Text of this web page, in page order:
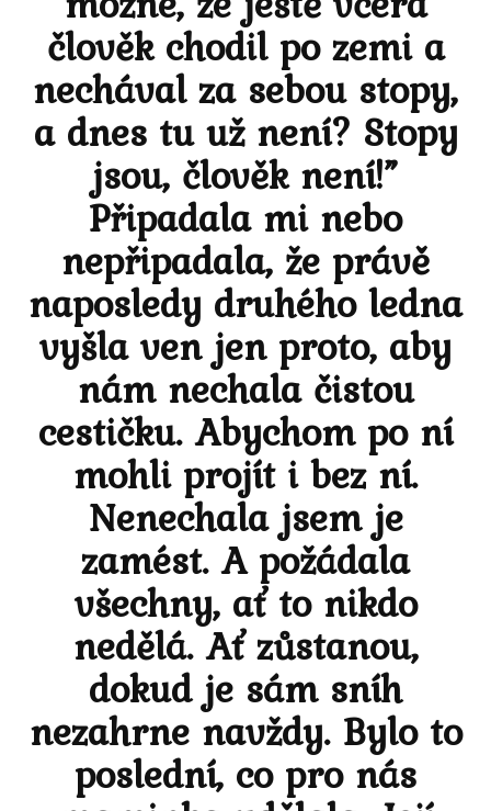
člověk chodil po zemi a
nechával za sebou stopy,
a dnes tu už není? Stopy
jsou, člověk není!”
Připadala mi nebo
nepřipadala, že právě
naposledy druhého ledna
vyšla ven jen proto, aby
nám nechala čistou
cestičku. Abychom po ní
mohli projít i bez ní.
Nenechala jsem je
zamést. A požádala
všechny, ať to nikdo
nedělá. Ať zůstanou,
dokud je sám sníh
nezahrne navždy. Bylo to
poslední, co pro nás